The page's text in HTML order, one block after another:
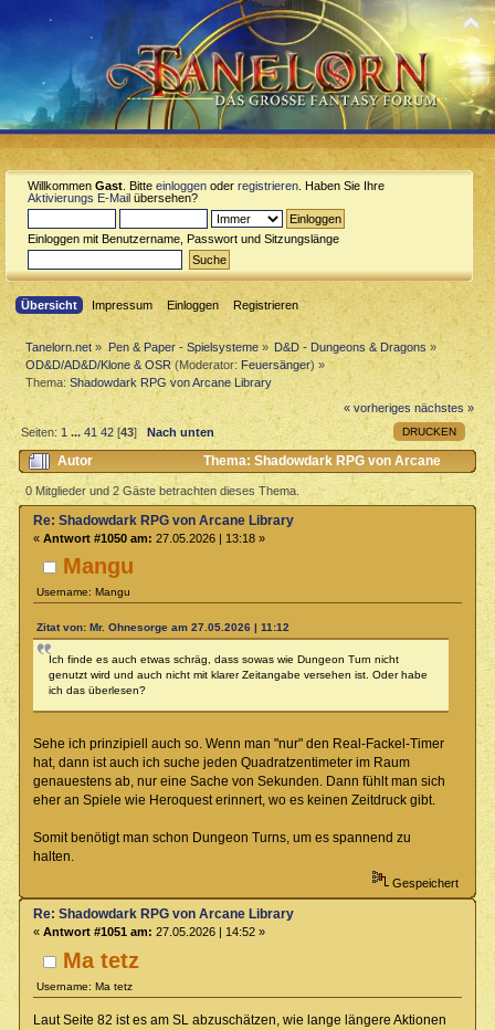
Willkommen Gast . Bitte einloggen oder registrieren . Haben Sie Ihre
Aktivierungs E-Mail übersehen?
Einloggen mit Benutzername, Passwort und Sitzungslänge
Übersicht Impressum Einloggen Registrieren
Tanelorn.net » Pen & Paper - Spielsysteme» D&D - Dungeons & Dragons »
OD&D/AD&D/Klone & OSR (Moderator:Feuersänger) »
Thema:Shadowdark RPG von Arcane Library
« vorheriges nächstes »
DRUCKEN
Seiten:1 ...41 42 [43] Nach unten
Autor
Thema: Shadowdark RPG von Arcane
Library (Gelesen 118799 mal)
0 Mitglieder und 2 Gäste betrachten dieses Thema.
Mangu
Username: Mangu
Re: Shadowdark RPG von Arcane Library
« Antwort #1050 am: 27.05.2026 | 13:18 »
Zitat von: Mr. Ohnesorge am 27.05.2026 | 11:12
Ich finde es auch etwas schräg, dass sowas wie Dungeon Turn nicht
genutzt wird und auch nicht mit klarer Zeitangabe versehen ist. Oder habe
ich das überlesen?
Sehe ich prinzipiell auch so. Wenn man "nur" den Real-Fackel-Timer
hat, dann ist auch ich suche jeden Quadratzentimeter im Raum
genauestens ab, nur eine Sache von Sekunden. Dann fühlt man sich
eher an Spiele wie Heroquest erinnert, wo es keinen Zeitdruck gibt.
Somit benötigt man schon Dungeon Turns, um es spannend zu
halten.
Gespeichert
Ma tetz
Username: Ma tetz
Re: Shadowdark RPG von Arcane Library
« Antwort #1051 am: 27.05.2026 | 14:52 »
Laut Seite 82 ist es am SL abzuschätzen, wie lange längere Aktionen